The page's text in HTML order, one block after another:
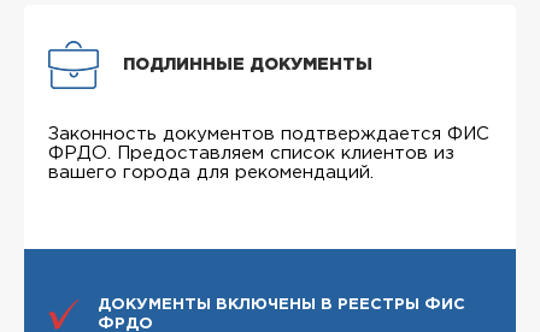
ПОДЛИННЫЕ ДОКУМЕНТЫ
Законность документов подтверждается ФИС
ФРДО. Предоставляем список клиентов из
вашего города для рекомендаций.
ДОКУМЕНТЫ ВКЛЮЧЕНЫ В РЕЕСТРЫ ФИС
ФРДО